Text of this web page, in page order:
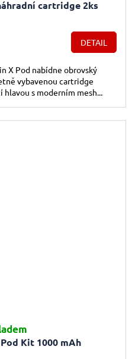
cartridge 2ks
DETAIL
X Pod nabídne obrovský
vybavenou cartridge
s moderním mesh...
Kit 1000 mAh